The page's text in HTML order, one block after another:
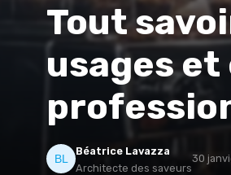
Tout
usages
Béatrice Lavazza
Architecte des saveurs
30